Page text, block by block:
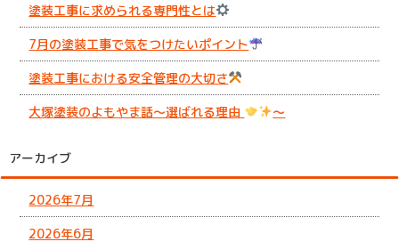
塗装工事に求められる専門性とは
7月の塗装工事で気をつけたいポイント
塗装工事における安全管理の大切さ
大塚塗装のよもやま話～選ばれる理由
～
アーカイブ
2026年7月
2026年6月